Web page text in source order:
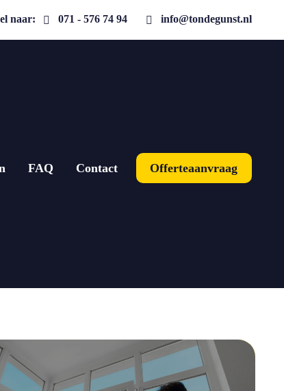
naar: 071 - 576 74 94 info@tondegunst.nl
FAQ Contact Offerteaanvraag